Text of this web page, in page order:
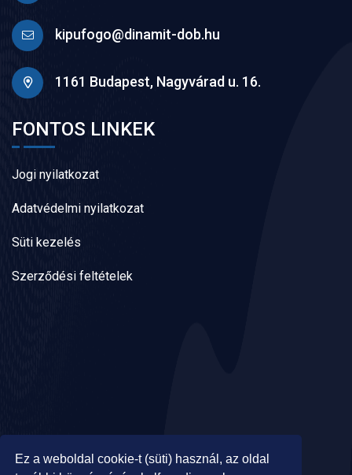
Ez a weboldal cookie-t (süti) használ, az oldal
kipufogo@dinamit-dob.hu
1161 Budapest, Nagyvárad u. 16.
FONTOS LINKEK
Jogi nyilatkozat
Adatvédelmi nyilatkozat
Süti kezelés
Szerződési feltételek